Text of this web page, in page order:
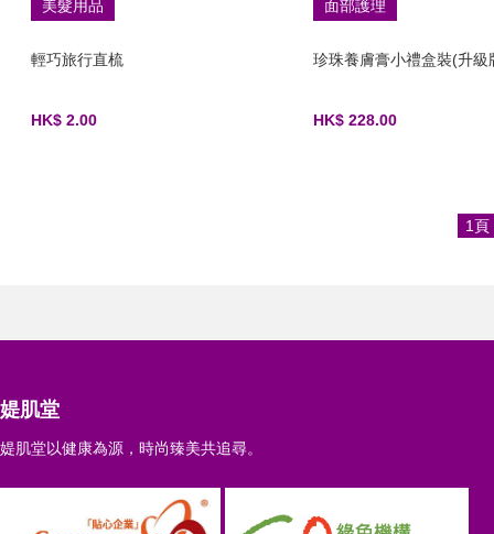
美髮用品
輕巧旅行直梳
HK$ 2.00
面部護理
珍珠養膚膏小禮盒裝(升級
HK$ 228.00
1頁
媞肌堂
媞肌堂以健康為源，時尚臻美共追尋。